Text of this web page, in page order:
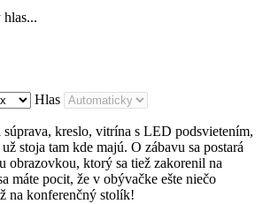
Hlas
súprava, kreslo, vitrína s LED podsvietením,
stoja tam kde majú. O zábavu sa postará
obrazovkou, ktorý sa tiež zakorenil na
máte pocit, že v obývačke ešte niečo
na konferenčný stolík!